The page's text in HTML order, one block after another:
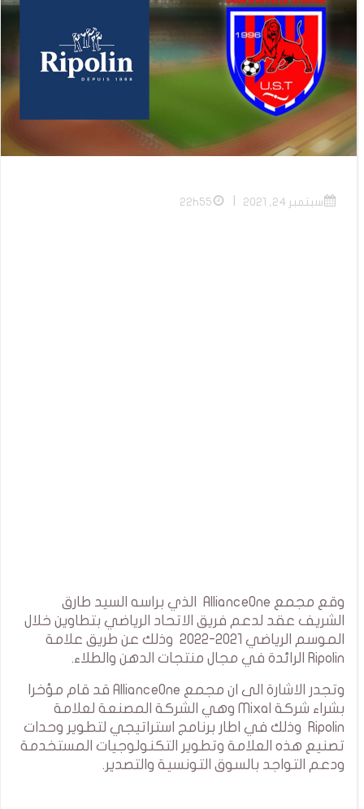
سبتمبر 24, 2021 22h55
وقع مجمع AllianceOne الذي براسه السيد طارق
الشريف عقد لدعم فريق الاتحاد الرياضي بتطاوين خلال
الموسم الرياضي 2021-2022 وذلك عن طريق علامة
Ripolin الرائدة في مجال منتجات الدهن والطلاء.
وتجدر الاشارة الى ان مجمع AllianceOne قد قام مؤخرا
بشراء شركة Mixal وهي الشركة المصنعة لعلامة
Ripolin وذلك في اطار برنامج استراتيجي لتطوير وحدات
تصنيع هذه العلامة وتطوير التكنولوجيات المستخدمة
ودعم التواجد بالسوق التونسية والتصدير.